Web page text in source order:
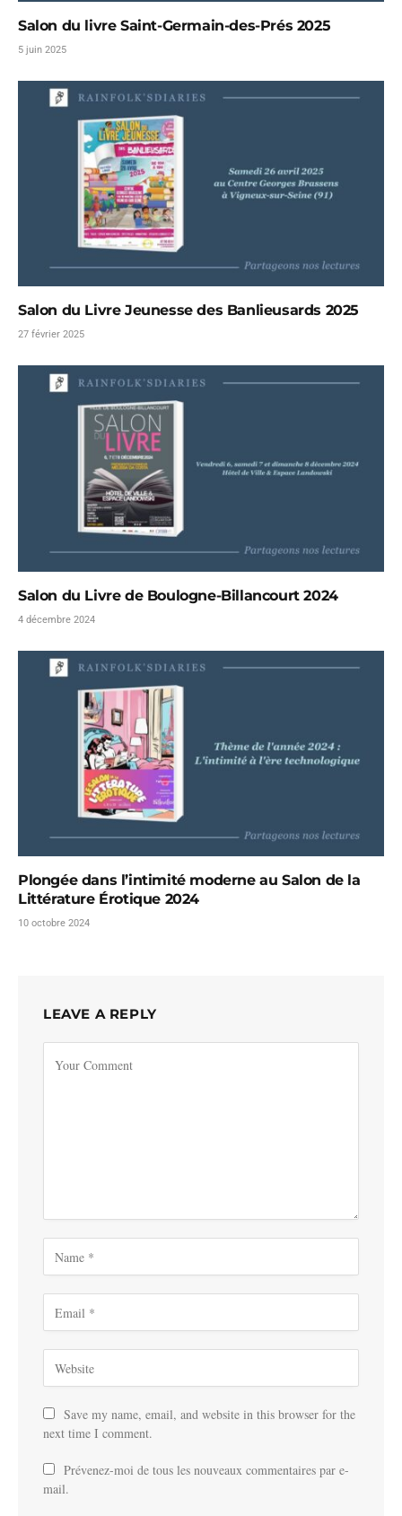
Salon du livre Saint-Germain-des-Prés 2025
5 juin 2025
Salon du Livre Jeunesse des Banlieusards 2025
27 février 2025
Salon du Livre de Boulogne-Billancourt 2024
4 décembre 2024
Plongée dans l’intimité moderne au Salon de la
Littérature Érotique 2024
10 octobre 2024
LEAVE A REPLY
Save my name, email, and website in this browser for the
next time I comment.
Prévenez-moi de tous les nouveaux commentaires par e-
mail.